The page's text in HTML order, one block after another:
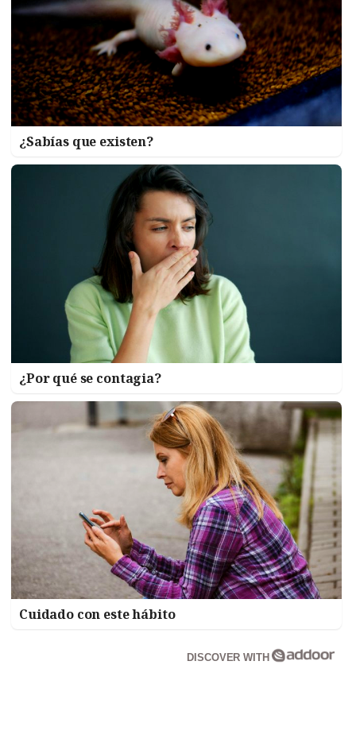
¿Sabías que existen?
¿Por qué se contagia?
Cuidado con este hábito
DISCOVER WITH